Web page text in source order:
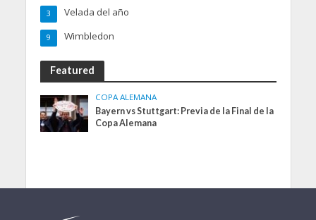
Velada del año
3
Wimbledon
9
Featured
COPA ALEMANA
Bayern vs Stuttgart: Previa de la Final de la
Copa Alemana